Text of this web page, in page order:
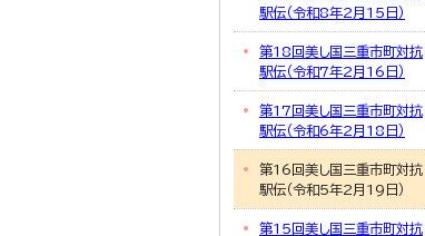
駅伝（令和8年2月15日）
第18回美し国三重市町対抗
駅伝（令和7年2月16日）
第17回美し国三重市町対抗
駅伝（令和6年2月18日）
第16回美し国三重市町対抗
駅伝（令和5年2月19日）
第15回美し国三重市町対抗